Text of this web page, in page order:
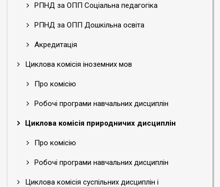
РПНД за ОПП Соціальна педагогіка
РПНД за ОПП Дошкільна освіта
Акредитація
Циклова комісія іноземних мов
Про комісію
Робочі програми навчальних дисциплін
Циклова комісія природничих дисциплін
Про комісію
Робочі програми навчальних дисциплін
Циклова комісія суспільних дисциплін і